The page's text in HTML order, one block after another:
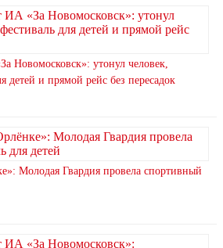
Новомосковск»: утонул человек,
детей и прямой рейс без пересадок
Молодая Гвардия провела спортивный